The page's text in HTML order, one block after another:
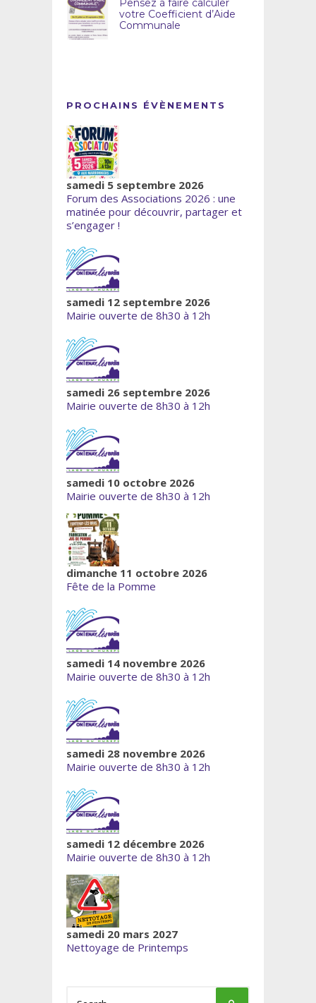
Pensez à faire calculer
votre Coefficient d’Aide
Communale
PROCHAINS ÉVÈNEMENTS
samedi 5 septembre 2026
Forum des Associations 2026 : une
matinée pour découvrir, partager et
s’engager !
samedi 12 septembre 2026
Mairie ouverte de 8h30 à 12h
samedi 26 septembre 2026
Mairie ouverte de 8h30 à 12h
samedi 10 octobre 2026
Mairie ouverte de 8h30 à 12h
dimanche 11 octobre 2026
Fête de la Pomme
samedi 14 novembre 2026
Mairie ouverte de 8h30 à 12h
samedi 28 novembre 2026
Mairie ouverte de 8h30 à 12h
samedi 12 décembre 2026
Mairie ouverte de 8h30 à 12h
samedi 20 mars 2027
Nettoyage de Printemps